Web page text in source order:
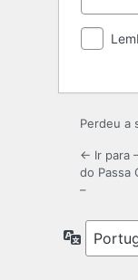
Perdeu a
← Ir para
do Passa
–
Idioma